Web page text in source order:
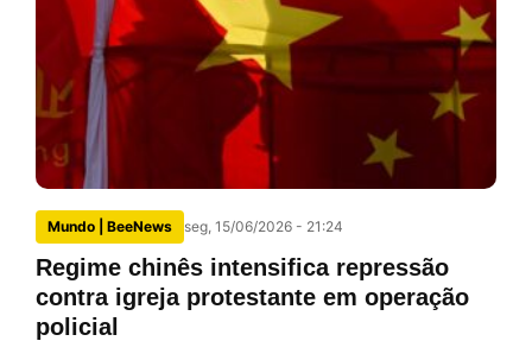
Mundo | BeeNews seg, 15/06/2026 - 21:24
Regime chinês intensifica repressão
contra igreja protestante em operação
policial